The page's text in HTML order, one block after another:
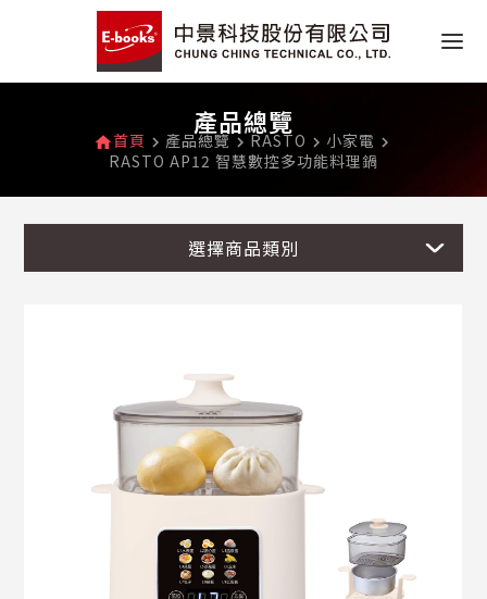
產品總覽
home首頁 navigate_next 產品總覽 navigate_next RASTO navigate_next 小家電 navigate_next
RASTO AP12 智慧數控多功能料理鍋
選擇商品類別